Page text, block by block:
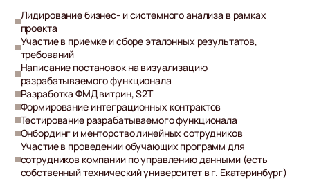
Лидирование бизнес- и системного анализа в рамках
проекта
Участие в приемке и сборе эталонных результатов,
требований
Написание постановок на визуализацию
разрабатываемого функционала
Разработка ФМД витрин, S2T
Формирование интеграционных контрактов
Тестирование разрабатываемого функционала
Онбординг и менторство линейных сотрудников
Участие в проведении обучающих программ для
сотрудников компании по управлению данными (есть
собственный технический университет в г. Екатеринбург)